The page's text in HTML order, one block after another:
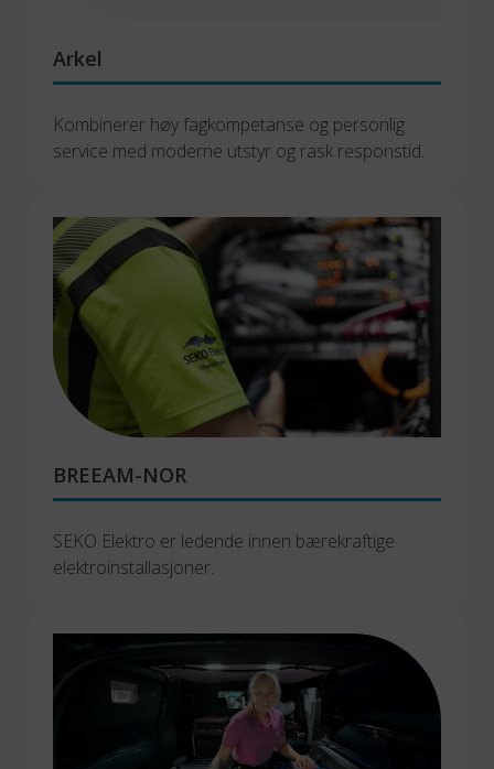
Arkel
Kombinerer høy fagkompetanse og personlig
service med moderne utstyr og rask responstid.
BREEAM-NOR
SEKO Elektro er ledende innen bærekraftige
elektroinstallasjoner.